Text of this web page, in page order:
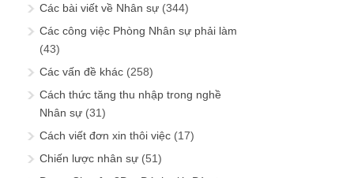
Các bài viết về Nhân sự (344)
Các công việc Phòng Nhân sự phải làm
(43)
Các vấn đề khác (258)
Cách thức tăng thu nhập trong nghề
Nhân sự (31)
Cách viết đơn xin thôi việc (17)
Chiến lược nhân sự (51)